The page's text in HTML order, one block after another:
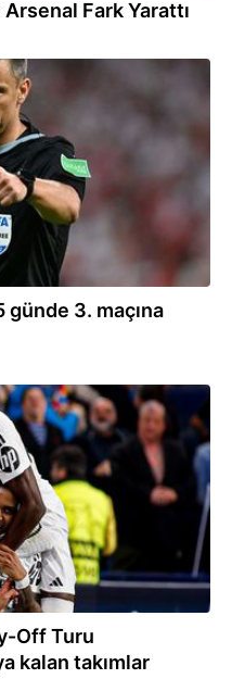
Fark Yarattı
3. maçına
Off Turu
kalan takımlar